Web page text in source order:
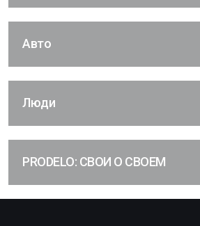
Авто
Люди
PRODELO: СВОИ О СВОЕМ